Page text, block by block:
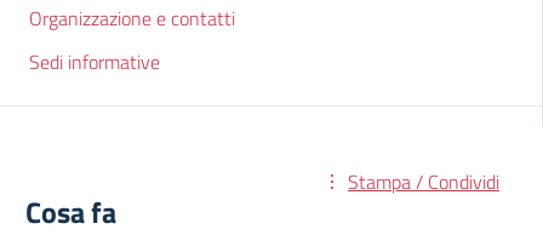
Organizzazione e contatti
Sedi informative
Stampa / Condividi
Cosa fa